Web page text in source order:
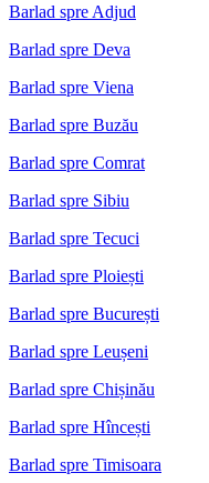
Barlad spre Adjud
Barlad spre Deva
Barlad spre Viena
Barlad spre Buzău
Barlad spre Comrat
Barlad spre Sibiu
Barlad spre Tecuci
Barlad spre Ploiești
Barlad spre București
Barlad spre Leușeni
Barlad spre Chișinău
Barlad spre Hîncești
Barlad spre Timisoara